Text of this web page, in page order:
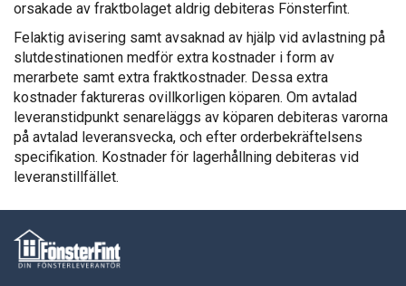
orsakade av fraktbolaget aldrig debiteras Fönsterfint.
Felaktig avisering samt avsaknad av hjälp vid avlastning på
slutdestinationen medför extra kostnader i form av
merarbete samt extra fraktkostnader. Dessa extra
kostnader faktureras ovillkorligen köparen. Om avtalad
leveranstidpunkt senareläggs av köparen debiteras varorna
på avtalad leveransvecka, och efter orderbekräftelsens
specifikation. Kostnader för lagerhållning debiteras vid
leveranstillfället.